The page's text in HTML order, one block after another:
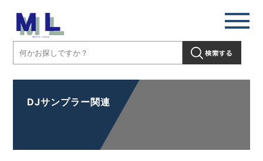
DJサンプラー関連